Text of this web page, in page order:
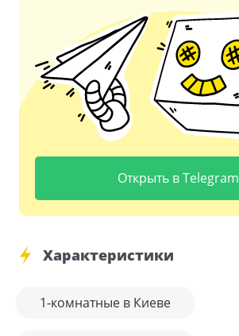
Открыть в Telegram
Характеристики
1-комнатные в Киеве